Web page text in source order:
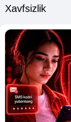
Xavfsizlik